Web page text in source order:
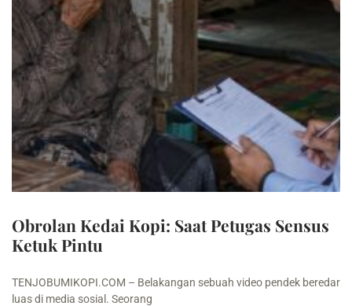
Obrolan Kedai Kopi: Saat Petugas Sensus
Ketuk Pintu
TENJOBUMIKOPI.COM – Belakangan sebuah video pendek beredar
luas di media sosial. Seorang